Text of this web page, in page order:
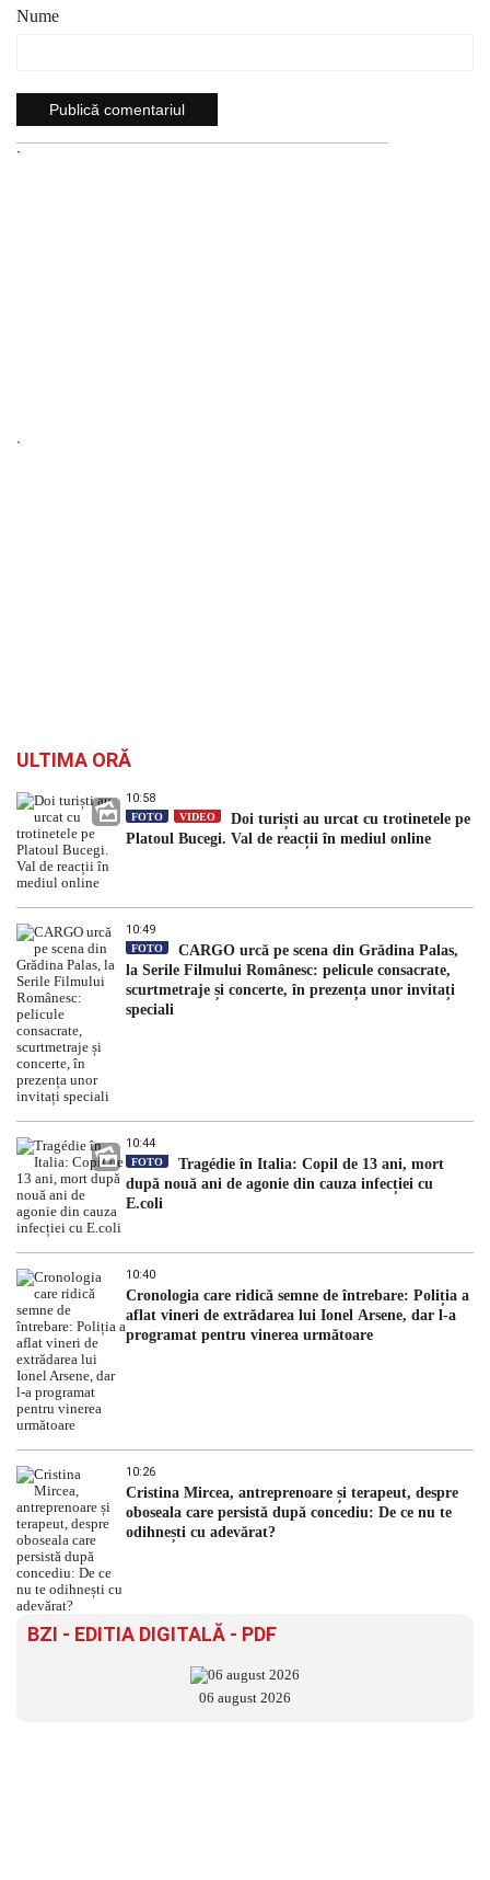
Nume
`
`
ULTIMA ORĂ
10:58
FOTO VIDEO
Doi turiști au urcat cu trotinetele pe
Platoul Bucegi. Val de reacții în mediul online
10:49
FOTO
CARGO urcă pe scena din Grădina Palas,
la Serile Filmului Românesc: pelicule consacrate,
scurtmetraje și concerte, în prezența unor invitați
speciali
10:44
FOTO
Tragédie în Italia: Copil de 13 ani, mort
după nouă ani de agonie din cauza infecției cu
E.coli
10:40
Cronologia care ridică semne de întrebare: Poliția a
aflat vineri de extrădarea lui Ionel Arsene, dar l-a
programat pentru vinerea următoare
10:26
Cristina Mircea, antreprenoare și terapeut, despre
oboseala care persistă după concediu: De ce nu te
odihnești cu adevărat?
BZI - EDITIA DIGITALĂ - PDF
06 august 2026